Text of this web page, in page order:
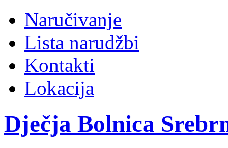
Naručivanje
Lista narudžbi
Kontakti
Lokacija
Dječja Bolnica